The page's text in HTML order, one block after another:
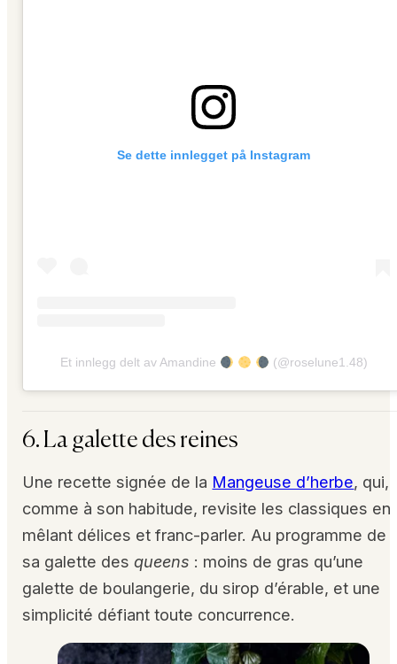
Se dette innlegget på Instagram
Et innlegg delt av Amandine (@roselune1.48)
6. La galette des reines
Une recette signée de la Mangeuse d’herbe, qui,
comme à son habitude, revisite les classiques en
mêlant délices et franc-parler. Au programme de
sa galette desqueens : moins de gras qu’une
galette de boulangerie, du sirop d’érable, et une
simplicité défiant toute concurrence.